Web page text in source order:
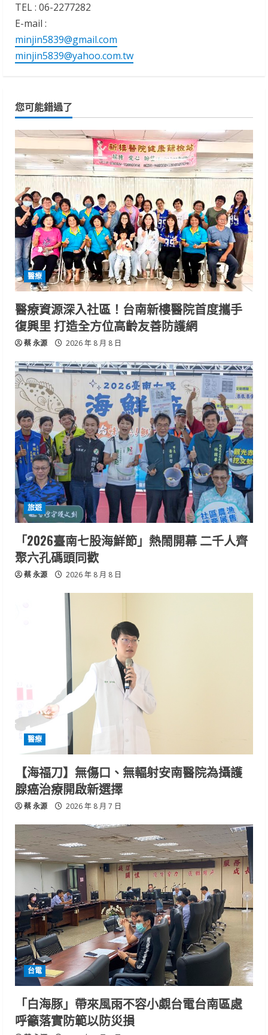
TEL : 06-2277282
E-mail :
minjin5839@gmail.com
minjin5839@yahoo.com.tw
您可能錯過了
醫療
醫療資源深入社區！台南新樓醫院首度攜手
復興里 打造全方位高齡友善防護網
蔡 永源 2026 年 8 月 8 日
旅遊
「2026臺南七股海鮮節」熱鬧開幕 二千人齊
聚六孔碼頭同歡
蔡 永源 2026 年 8 月 8 日
醫療
【海福刀】無傷口、無輻射安南醫院為攝護
腺癌治療開啟新選擇
蔡 永源 2026 年 8 月 7 日
台電
「白海豚」帶來風雨不容小覷台電台南區處
呼籲落實防範以防災損